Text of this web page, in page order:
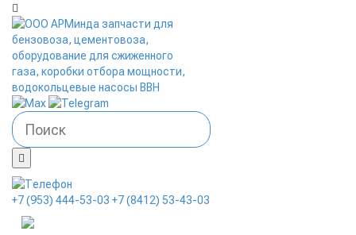
+7 (953) 444-53-03 +7 (8412) 53-43-03